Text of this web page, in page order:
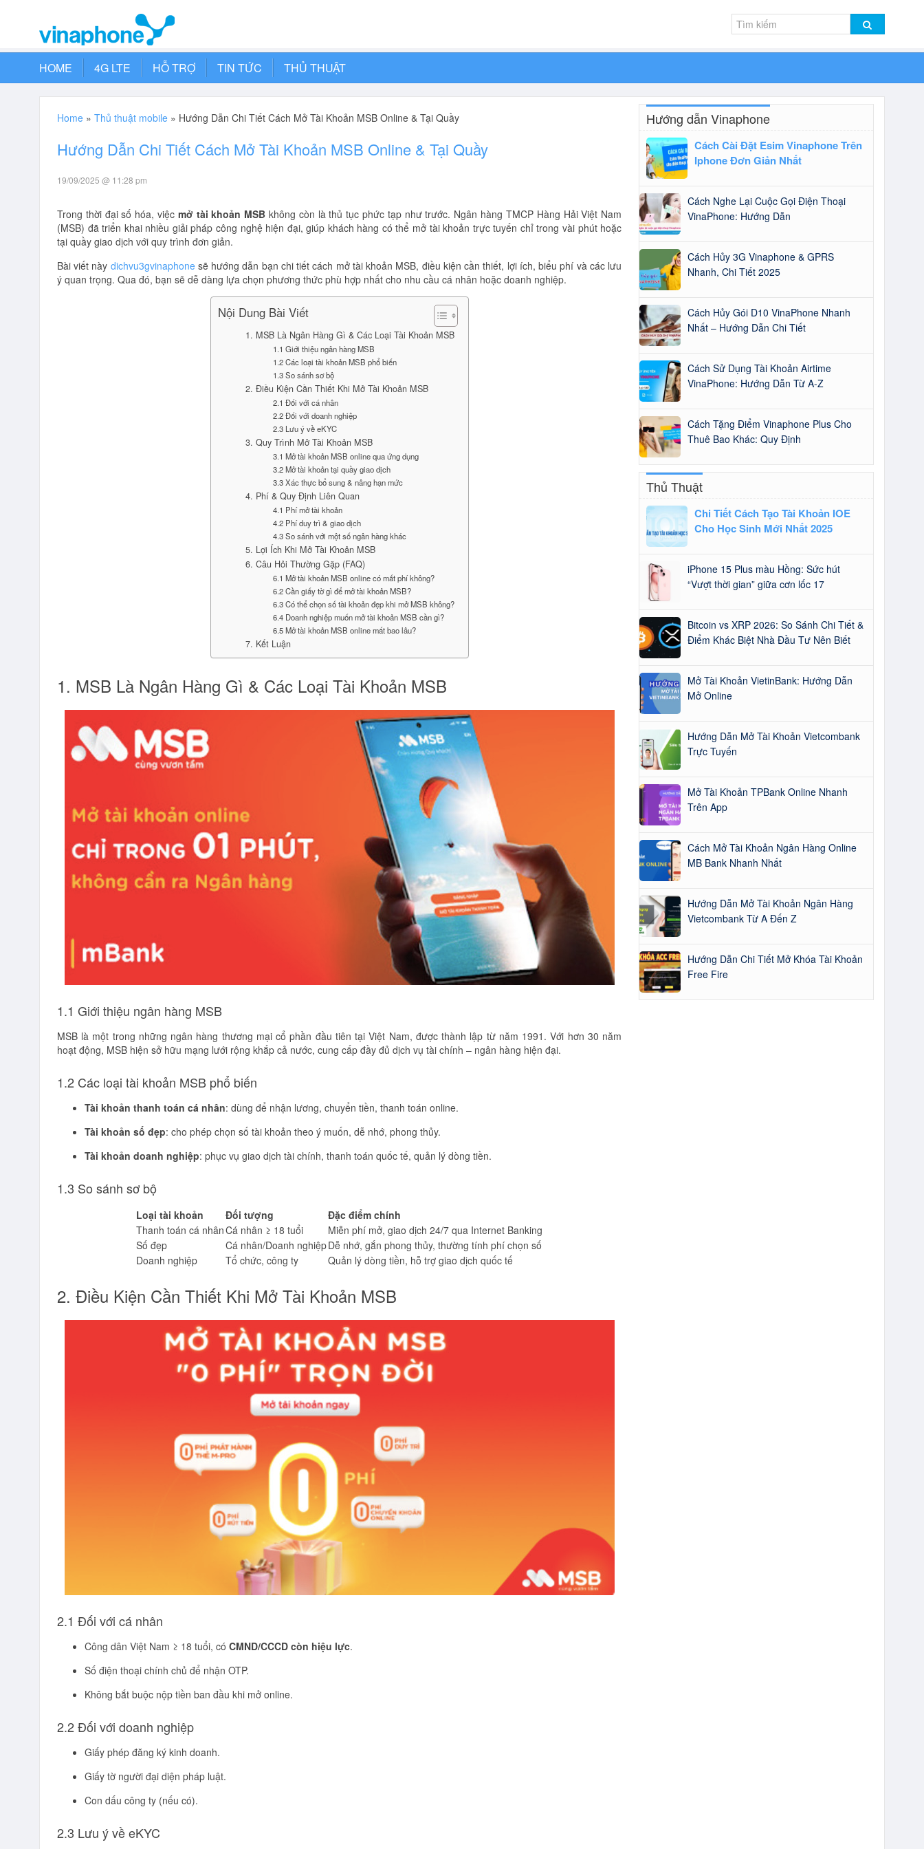
HOME 4G LTE HỖ TRỢ TIN TỨC THỦ THUẬT
Home » Thủ thuật mobile » Hướng Dẫn Chi Tiết Cách Mở Tài Khoản MSB Online & Tại Quầy
Hướng Dẫn Chi Tiết Cách Mở Tài Khoản MSB Online & Tại Quầy
19/09/2025 @ 11:28 pm
Trong thời đại số hóa, việc mở tài khoản MSB không còn là thủ tục phức tạp như trước. Ngân hàng TMCP Hàng Hải Việt Nam
(MSB) đã triển khai nhiều giải pháp công nghệ hiện đại, giúp khách hàng có thể mở tài khoản trực tuyến chỉ trong vài phút hoặc
tại quầy giao dịch với quy trình đơn giản.
Bài viết này dichvu3gvinaphonesẽ hướng dẫn bạn chi tiết cách mở tài khoản MSB, điều kiện cần thiết, lợi ích, biểu phí và các lưu
ý quan trọng. Qua đó, bạn sẽ dễ dàng lựa chọn phương thức phù hợp nhất cho nhu cầu cá nhân hoặc doanh nghiệp.
Nội Dung Bài Viết
1. MSB Là Ngân Hàng Gì & Các Loại Tài Khoản MSB
1.1 Giới thiệu ngân hàng MSB
1.2 Các loại tài khoản MSB phổ biến
1.3 So sánh sơ bộ
2. Điều Kiện Cần Thiết Khi Mở Tài Khoản MSB
2.1 Đối với cá nhân
2.2 Đối với doanh nghiệp
2.3 Lưu ý về eKYC
3. Quy Trình Mở Tài Khoản MSB
3.1 Mở tài khoản MSB online qua ứng dụng
3.2 Mở tài khoản tại quầy giao dịch
3.3 Xác thực bổ sung & nâng hạn mức
4. Phí & Quy Định Liên Quan
4.1 Phí mở tài khoản
4.2 Phí duy trì & giao dịch
4.3 So sánh với một số ngân hàng khác
5. Lợi Ích Khi Mở Tài Khoản MSB
6. Câu Hỏi Thường Gặp (FAQ)
6.1 Mở tài khoản MSB online có mất phí không?
6.2 Cần giấy tờ gì để mở tài khoản MSB?
6.3 Có thể chọn số tài khoản đẹp khi mở MSB không?
6.4 Doanh nghiệp muốn mở tài khoản MSB cần gì?
6.5 Mở tài khoản MSB online mất bao lâu?
7. Kết Luận
1. MSB Là Ngân Hàng Gì & Các Loại Tài Khoản MSB
1.1 Giới thiệu ngân hàng MSB
MSB là một trong những ngân hàng thương mại cổ phần đầu tiên tại Việt Nam, được thành lập từ năm 1991. Với hơn 30 năm
hoạt động, MSB hiện sở hữu mạng lưới rộng khắp cả nước, cung cấp đầy đủ dịch vụ tài chính – ngân hàng hiện đại.
1.2 Các loại tài khoản MSB phổ biến
Tài khoản thanh toán cá nhân: dùng để nhận lương, chuyển tiền, thanh toán online.
Tài khoản số đẹp: cho phép chọn số tài khoản theo ý muốn, dễ nhớ, phong thủy.
Tài khoản doanh nghiệp: phục vụ giao dịch tài chính, thanh toán quốc tế, quản lý dòng tiền.
1.3 So sánh sơ bộ
Loại tài khoản Đối tượng
Đặc điểm chính
Thanh toán cá nhânCá nhân ≥ 18 tuổi
Miễn phí mở, giao dịch 24/7 qua Internet Banking
Số đẹp
Cá nhân/Doanh nghiệpDễ nhớ, gắn phong thủy, thường tính phí chọn số
Doanh nghiệp
Tổ chức, công ty Quản lý dòng tiền, hỗ trợ giao dịch quốc tế
2. Điều Kiện Cần Thiết Khi Mở Tài Khoản MSB
2.1 Đối với cá nhân
Công dân Việt Nam ≥ 18 tuổi, có CMND/CCCD còn hiệu lực.
Số điện thoại chính chủ để nhận OTP.
Không bắt buộc nộp tiền ban đầu khi mở online.
2.2 Đối với doanh nghiệp
Giấy phép đăng ký kinh doanh.
Giấy tờ người đại diện pháp luật.
Con dấu công ty (nếu có).
2.3 Lưu ý về eKYC
Hướng dẫn Vinaphone
Cách Cài Đặt Esim Vinaphone Trên
Iphone Đơn Giản Nhất
Cách Nghe Lại Cuộc Gọi Điện Thoại
VinaPhone: Hướng Dẫn
Cách Hủy 3G Vinaphone & GPRS
Nhanh, Chi Tiết 2025
Cách Hủy Gói D10 VinaPhone Nhanh
Nhất – Hướng Dẫn Chi Tiết
Cách Sử Dụng Tài Khoản Airtime
VinaPhone: Hướng Dẫn Từ A-Z
Cách Tặng Điểm Vinaphone Plus Cho
Thuê Bao Khác: Quy Định
Thủ Thuật
Chi Tiết Cách Tạo Tài Khoản IOE
Cho Học Sinh Mới Nhất 2025
iPhone 15 Plus màu Hồng: Sức hút
“Vượt thời gian” giữa cơn lốc 17
Bitcoin vs XRP 2026: So Sánh Chi Tiết &
Điểm Khác Biệt Nhà Đầu Tư Nên Biết
Mở Tài Khoản VietinBank: Hướng Dẫn
Mở Online
Hướng Dẫn Mở Tài Khoản Vietcombank
Trực Tuyến
Mở Tài Khoản TPBank Online Nhanh
Trên App
Cách Mở Tài Khoản Ngân Hàng Online
MB Bank Nhanh Nhất
Hướng Dẫn Mở Tài Khoản Ngân Hàng
Vietcombank Từ A Đến Z
Hướng Dẫn Chi Tiết Mở Khóa Tài Khoản
Free Fire